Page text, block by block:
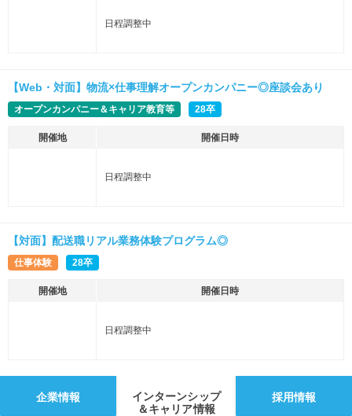
日程調整中
【Web・対面】物流×仕事理解オープンカンパニー◎座談会あり
オープンカンパニー＆キャリア教育等 28卒
開催地 開催日時
日程調整中
【対面】配送職リアル業務体験プログラム◎
仕事体験 28卒
開催地 開催日時
日程調整中
企業情報
インターンシップ
＆キャリア情報
採用情報